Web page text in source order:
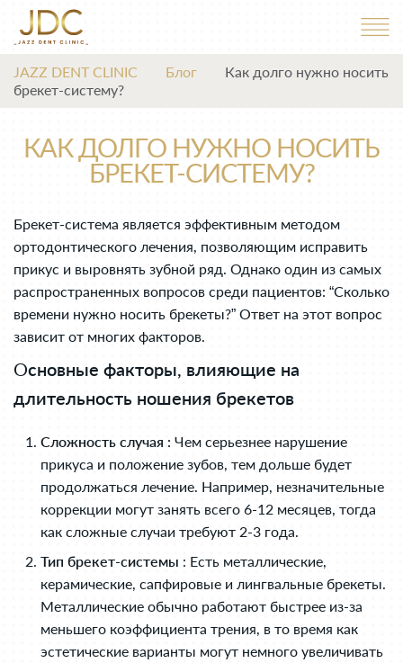
JAZZ DENT CLINIC Блог
Как долго нужно носить
брекет-систему?
КАК ДОЛГО НУЖНО НОСИТЬ
БРЕКЕТ-СИСТЕМУ?
Брекет-система является эффективным методом
ортодонтического лечения, позволяющим исправить
прикус и выровнять зубной ряд. Однако один из самых
распространенных вопросов среди пациентов: “Сколько
времени нужно носить брекеты?” Ответ на этот вопрос
зависит от многих факторов.
Основные факторы, влияющие на
длительность ношения брекетов
Сложность случая : Чем серьезнее нарушение
прикуса и положение зубов, тем дольше будет
продолжаться лечение. Например, незначительные
коррекции могут занять всего 6-12 месяцев, тогда
как сложные случаи требуют 2-3 года.
Тип брекет-системы : Есть металлические,
керамические, сапфировые и лингвальные брекеты.
Металлические обычно работают быстрее из-за
меньшего коэффициента трения, в то время как
эстетические варианты могут немного увеличивать